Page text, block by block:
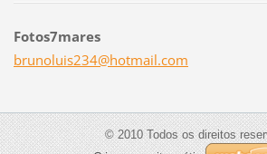
Fotos7mares
brunoluis234@hotmail.com
© 2010 Todos os direitos